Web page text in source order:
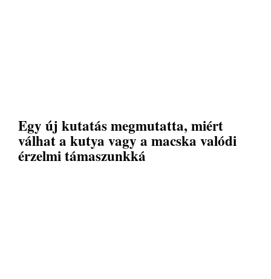
Egy új kutatás megmutatta, miért
válhat a kutya vagy a macska valódi
érzelmi támaszunkká